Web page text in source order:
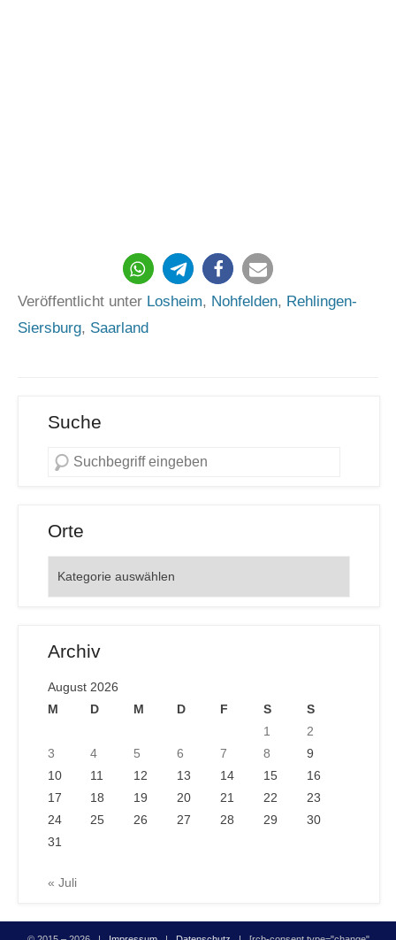
1
Veröffentlicht unter Losheim, Nohfelden, Rehlingen-
Siersburg, Saarland
Suche
Orte
Archiv
August 2026
M
D M D F S
S
1
2
3
4 5 6 7 8
9
10
11 12 13 14 15
16
17
18 19 20 21 22
23
24
25 26 27 28 29
30
31
« Juli